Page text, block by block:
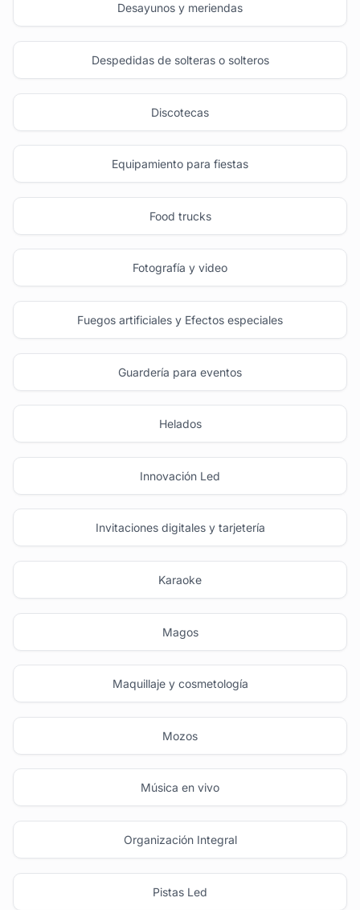
Desayunos y meriendas
Despedidas de solteras o solteros
Discotecas
Equipamiento para fiestas
Food trucks
Fotografía y video
Fuegos artificiales y Efectos especiales
Guardería para eventos
Helados
Innovación Led
Invitaciones digitales y tarjetería
Karaoke
Magos
Maquillaje y cosmetología
Mozos
Música en vivo
Organización Integral
Pistas Led